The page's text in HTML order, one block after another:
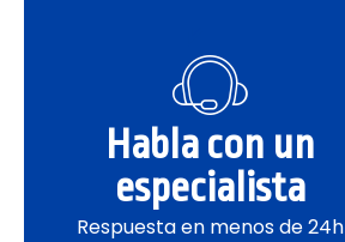
Habla con un
especialista
Respuesta en menos de 24h